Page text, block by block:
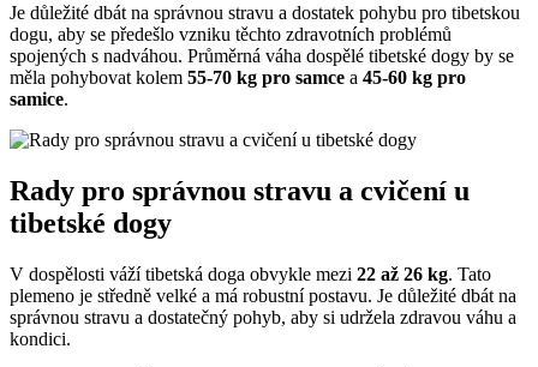
Je důležité dbát na správnou stravu a dostatek pohybu pro tibetskou
dogu, aby se předešlo vzniku těchto zdravotních problémů
spojených s nadváhou. Průměrná váha dospělé tibetské dogy by se
měla pohybovat kolem 55-70 kg pro samce a 45-60 kg pro
samice.
Rady pro správnou stravu a cvičení u
tibetské dogy
V dospělosti váží tibetská doga obvykle mezi 22 až 26 kg. Tato
plemeno je středně velké a má robustní postavu. Je důležité dbát na
správnou stravu a dostatečný pohyb, aby si udržela zdravou váhu a
kondici.